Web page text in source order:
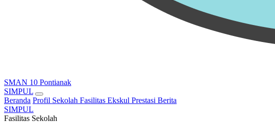
SMAN 10 Pontianak
SIMPUL
Beranda Profil Sekolah Fasilitas Ekskul Prestasi Berita
SIMPUL
Fasilitas Sekolah